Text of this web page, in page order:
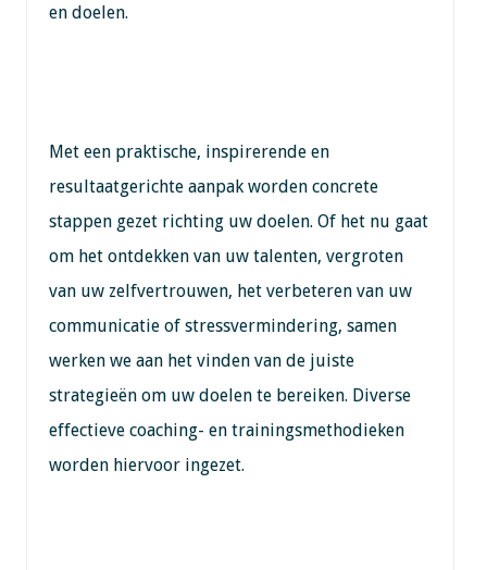
en doelen.
Met een praktische, inspirerende en
resultaatgerichte aanpak worden concrete
stappen gezet richting uw doelen. Of het nu gaat
om het ontdekken van uw talenten, vergroten
van uw zelfvertrouwen, het verbeteren van uw
communicatie of stressvermindering, samen
werken we aan het vinden van de juiste
strategieën om uw doelen te bereiken. Diverse
effectieve coaching- en trainingsmethodieken
worden hiervoor ingezet.